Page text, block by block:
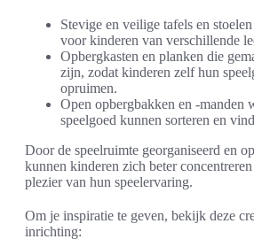
Stevige en veilige tafels en
voor kinderen van verschillende
Opbergkasten en planken die
zijn, zodat kinderen zelf hun
opruimen.
Open opbergbakken en -manden
speelgoed kunnen sorteren en
Door de speelruimte georganiseerd en
kunnen kinderen zich beter
plezier van hun speelervaring.
Om je inspiratie te geven, bekijk deze
inrichting: